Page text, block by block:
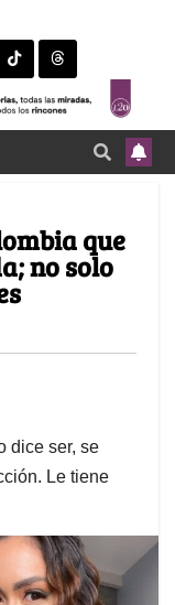
que
no solo
dice ser, se
Le tiene